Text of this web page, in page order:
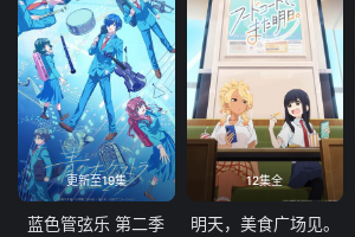
更新至19集
蓝色管弦乐 第二季
12集全
明天，美食广场见。